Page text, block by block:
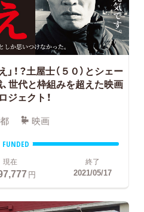
！？土屋士（５０）とシェー
、世代と枠組みを超えた映画
ジェクト！
映画
FUNDED
現在
円
終了
2021/05/17